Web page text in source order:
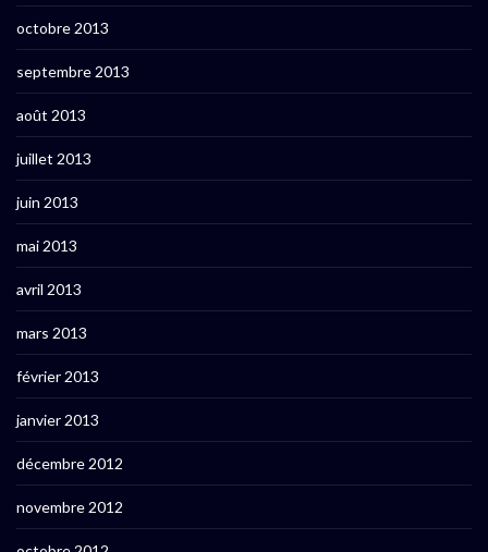
octobre 2013
septembre 2013
août 2013
juillet 2013
juin 2013
mai 2013
avril 2013
mars 2013
février 2013
janvier 2013
décembre 2012
novembre 2012